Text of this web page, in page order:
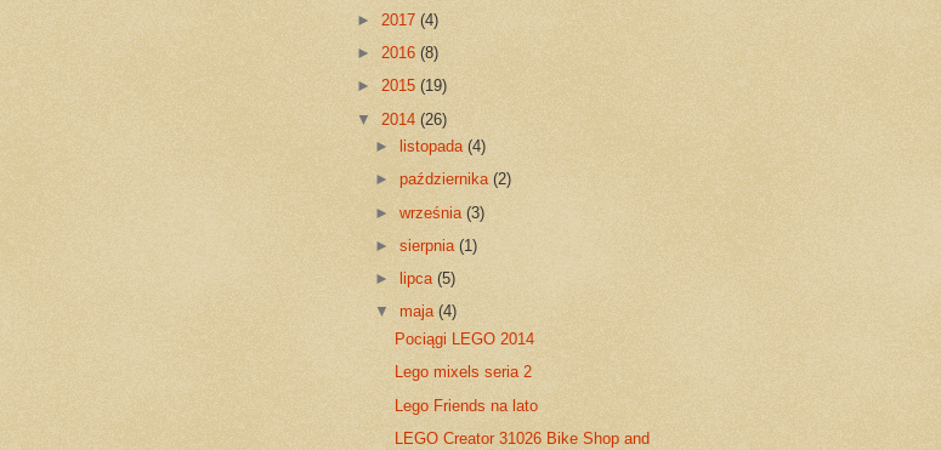
► 2017 (4)
► 2016 (8)
► 2015 (19)
▼ 2014 (26)
►
listopada(4)
►października(2)
►września(3)
►sierpnia(1)
►
lipca(5)
▼maja(4)
Pociągi LEGO 2014
Lego mixels seria 2
Lego Friends na lato
LEGO Creator 31026 Bike Shop and